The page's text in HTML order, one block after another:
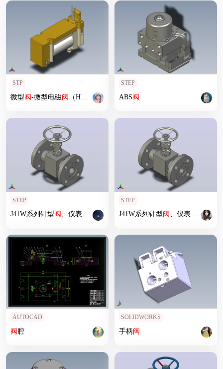
STP
微型阀-微型电磁阀 （HYD）精密电磁 阀系列图纸
STEP
ABS阀
STEP
J41W系列针型阀、仪表阀 [J41W-4针型阀、仪表阀]
STEP
J41W系列针型阀、仪表阀 [J41W-
AUTOCAD
阀腔
SOLIDWORKS
手柄阀